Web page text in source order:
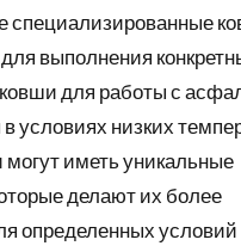
специализированные
выполнения
для работы с
условиях низких
иметь уникальные
делают их более
определенных условий